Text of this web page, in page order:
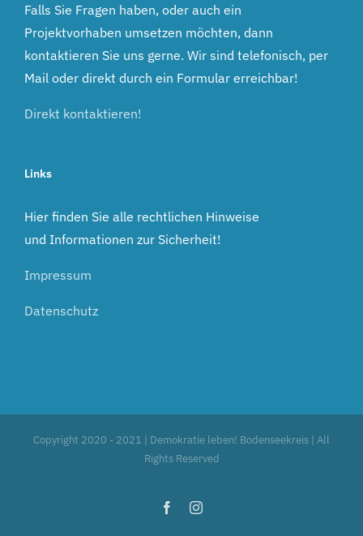
Falls Sie Fragen haben, oder auch ein
Projektvorhaben umsetzen möchten, dann
kontaktieren Sie uns gerne. Wir sind telefonisch, per
Mail oder direkt durch ein Formular erreichbar!
Direkt kontaktieren!
Links
Hier finden Sie alle rechtlichen Hinweise
und Informationen zur Sicherheit!
Impressum
Datenschutz
Copyright 2020 - 2021 | Demokratie leben! Bodenseekreis | All
Rights Reserved
FacebookInstagram